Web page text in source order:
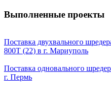
Выполненные проекты
Поставка двухвального
800T (22) в г. Мариуполь
Поставка одновального
г. Пермь